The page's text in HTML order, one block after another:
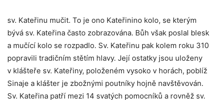
sv. Kateřinu mučit. To je ono Kateřinino kolo, se kterým
bývá sv. Kateřina často zobrazována. Bůh však poslal blesk
a mučící kolo se rozpadlo. Sv. Kateřinu pak kolem roku 310
popravili tradičním stětím hlavy. Její ostatky jsou uloženy
v klášteře sv. Kateřiny, položeném vysoko v horách, poblíž
Sinaje a klášter je zbožnými poutníky hojně navštěvován.
Sv. Kateřina patří mezi 14 svatých pomocníků a rovněž sv.